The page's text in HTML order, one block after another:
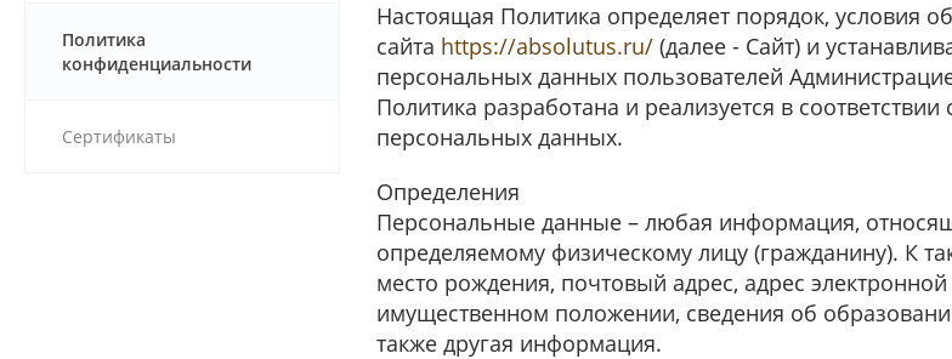
Политика
конфиденциальности
Сертификаты
Настоящая Политика определяет порядок, условия
сайта https://absolutus.ru/ (далее - Сайт) и
персональных данных пользователей
Политика разработана и реализуется в
персональных данных.
Определения
Персональные данные – любая информация,
определяемому физическому лицу (гражданину). К
место рождения, почтовый адрес, адрес
имущественном положении, сведения об
также другая информация.